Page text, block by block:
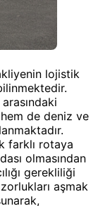
lojistik
hem de deniz ve
farklı rotaya
olmasından
gerekliliği
aşmak